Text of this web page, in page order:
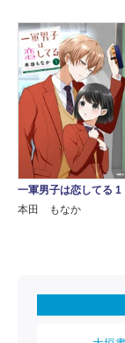
一軍男子は恋してる 1
本田 もなか